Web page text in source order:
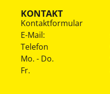
KONTAKT
Kontaktformular
E-Mail:
Telefon
Mo. - Do.
Fr.